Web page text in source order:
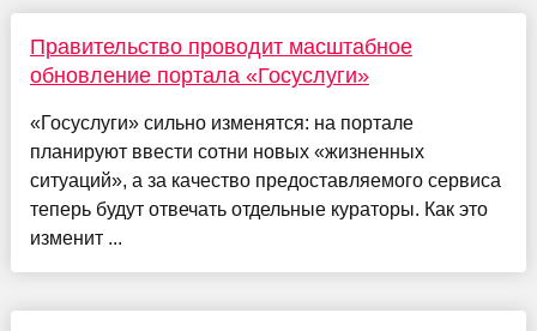
Правительство проводит масштабное
обновление портала «Госуслуги»
«Госуслуги» сильно изменятся: на портале
планируют ввести сотни новых «жизненных
ситуаций», а за качество предоставляемого сервиса
теперь будут отвечать отдельные кураторы. Как это
изменит ...